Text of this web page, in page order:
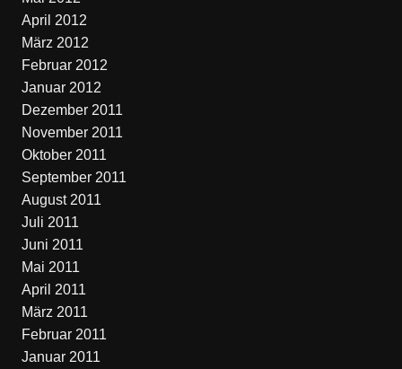
April 2012
März 2012
Februar 2012
Januar 2012
Dezember 2011
November 2011
Oktober 2011
September 2011
August 2011
Juli 2011
Juni 2011
Mai 2011
April 2011
März 2011
Februar 2011
Januar 2011